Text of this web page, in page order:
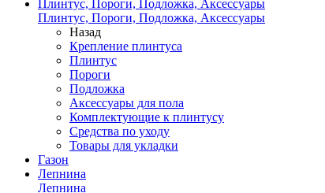
Плинтус, Пороги, Подложка, Аксессуары
Плинтус, Пороги, Подложка, Аксессуары
Назад
Крепление плинтуса
Плинтус
Пороги
Подложка
Аксессуары для пола
Комплектующие к плинтусу
Средства по уходу
Товары для укладки
Газон
Лепнина
Лепнина